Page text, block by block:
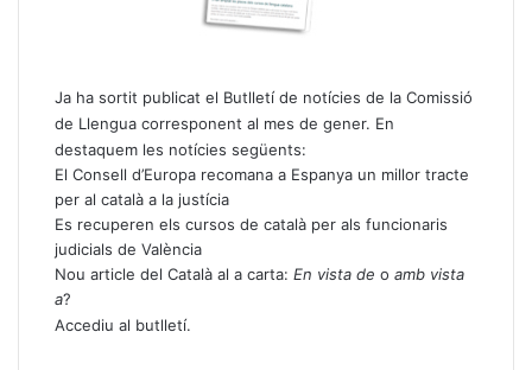
Ja ha sortit publicat el Butlletí de notícies de la Comissió
de Llengua corresponent al mes de gener. En
destaquem les notícies següents:
El Consell d’Europa recomana a Espanya un millor tracte
per al català a la justícia
Es recuperen els cursos de català per als funcionaris
judicials de València
Nou article del Català al a carta: En vista de o amb vista
a?
Accediu al butlletí.